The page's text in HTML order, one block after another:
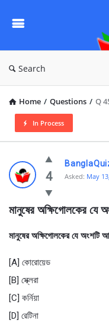
Search
Home / Questions / Q
In Process
Ask
Questions
BanglaQuiz
Latest
4
Asked: May
মানুষের অক্ষিগোলকের যে
মানুষের অক্ষিগোলকের যে অংশটি
[A] কোরোয়েড
[B] স্ক্লেরা
[C] কর্নিয়া
[D] রেটিনা